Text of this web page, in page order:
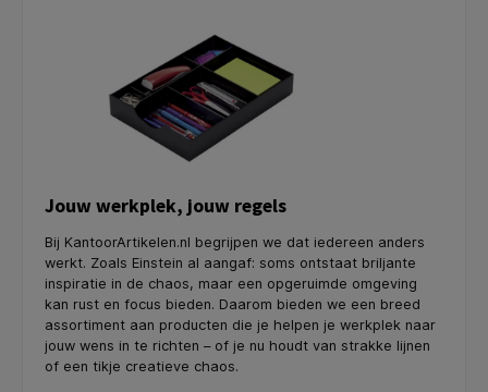
Jouw werkplek, jouw regels
Bij KantoorArtikelen.nl begrijpen we dat iedereen anders
werkt. Zoals Einstein al aangaf: soms ontstaat briljante
inspiratie in de chaos, maar een opgeruimde omgeving
kan rust en focus bieden. Daarom bieden we een breed
assortiment aan producten die je helpen je werkplek naar
jouw wens in te richten – of je nu houdt van strakke lijnen
of een tikje creatieve chaos.